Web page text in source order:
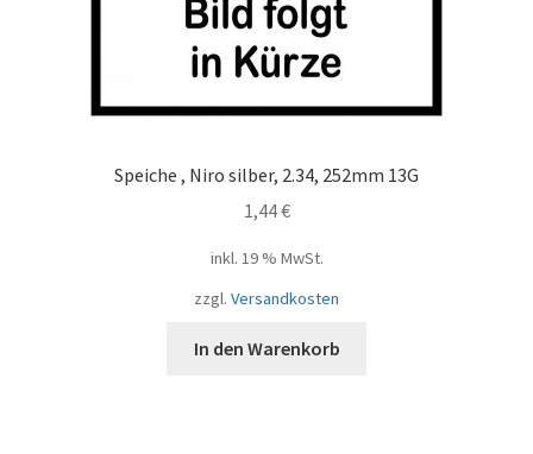
Speiche , Niro silber, 2.34, 252mm 13G
1,44€
inkl. 19 % MwSt.
zzgl. Versandkosten
In den Warenkorb